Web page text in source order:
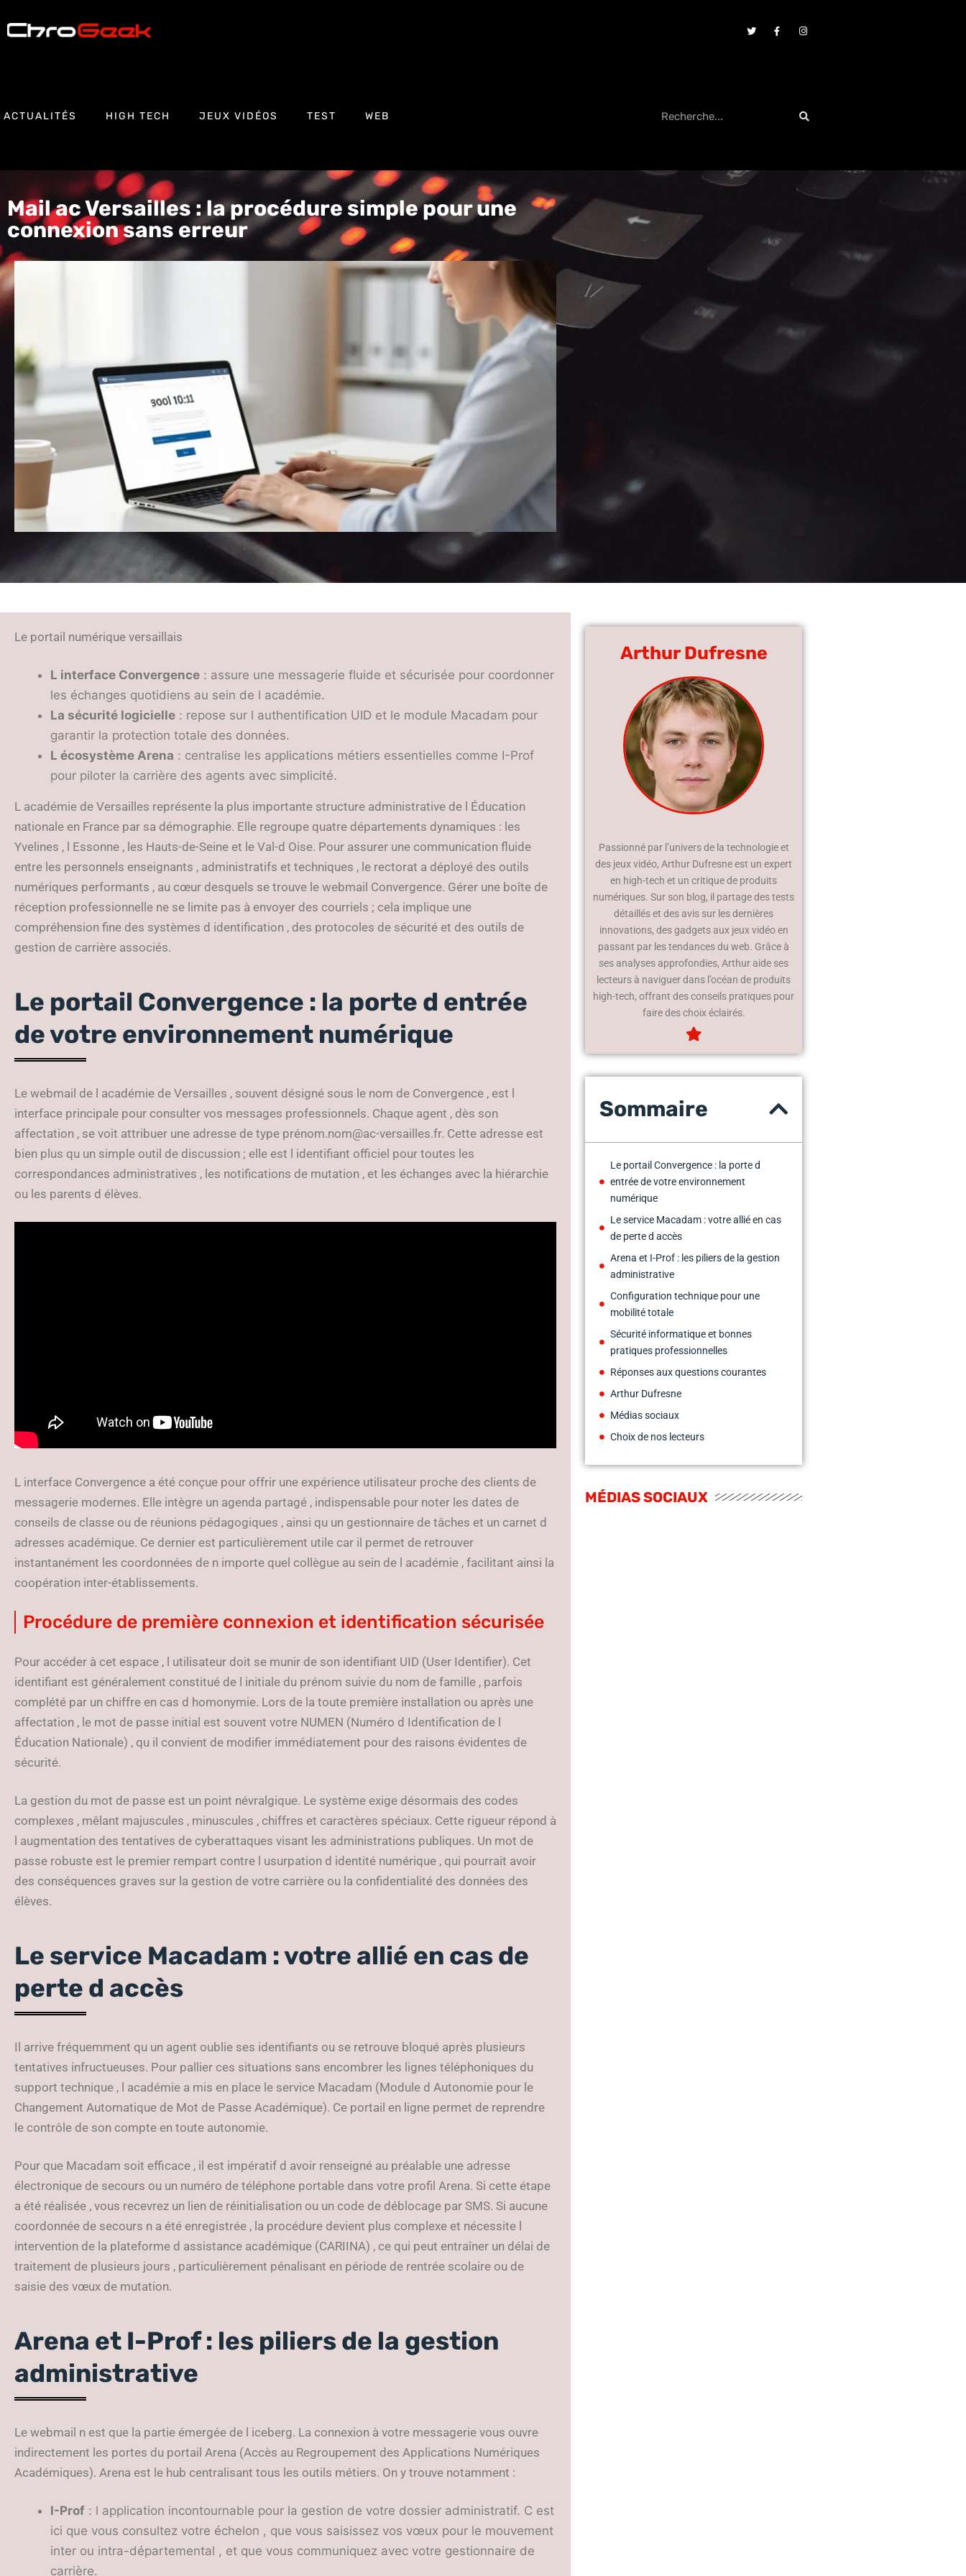
ACTUALITÉS HIGH TECH JEUX VIDÉOS TEST WEB
Mail ac Versailles : la procédure simple pour une
connexion sans erreur
Le portail numérique versaillais
L interface Convergence : assure une messagerie fluide et sécurisée pour coordonner
les échanges quotidiens au sein de l académie.
La sécurité logicielle : repose sur l authentification UID et le module Macadam pour
garantir la protection totale des données.
L écosystème Arena : centralise les applications métiers essentielles comme I-Prof
pour piloter la carrière des agents avec simplicité.
L académie de Versailles représente la plus importante structure administrative de l Éducation
nationale en France par sa démographie. Elle regroupe quatre départements dynamiques : les
Yvelines , l Essonne , les Hauts-de-Seine et le Val-d Oise. Pour assurer une communication fluide
entre les personnels enseignants , administratifs et techniques , le rectorat a déployé des outils
numériques performants , au cœur desquels se trouve le webmail Convergence. Gérer une boîte de
réception professionnelle ne se limite pas à envoyer des courriels ; cela implique une
compréhension fine des systèmes d identification , des protocoles de sécurité et des outils de
gestion de carrière associés.
Le portail Convergence : la porte d entrée
de votre environnement numérique
Le webmail de l académie de Versailles , souvent désigné sous le nom de Convergence , est l
interface principale pour consulter vos messages professionnels. Chaque agent , dès son
affectation , se voit attribuer une adresse de type prénom.nom@ac-versailles.fr. Cette adresse est
bien plus qu un simple outil de discussion ; elle est l identifiant officiel pour toutes les
correspondances administratives , les notifications de mutation , et les échanges avec la hiérarchie
ou les parents d élèves.
L interface Convergence a été conçue pour offrir une expérience utilisateur proche des clients de
messagerie modernes. Elle intègre un agenda partagé , indispensable pour noter les dates de
conseils de classe ou de réunions pédagogiques , ainsi qu un gestionnaire de tâches et un carnet d
adresses académique. Ce dernier est particulièrement utile car il permet de retrouver
instantanément les coordonnées de n importe quel collègue au sein de l académie , facilitant ainsi la
coopération inter-établissements.
Procédure de première connexion et identification sécurisée
Pour accéder à cet espace , l utilisateur doit se munir de son identifiant UID (User Identifier). Cet
identifiant est généralement constitué de l initiale du prénom suivie du nom de famille , parfois
complété par un chiffre en cas d homonymie. Lors de la toute première installation ou après une
affectation , le mot de passe initial est souvent votre NUMEN (Numéro d Identification de l
Éducation Nationale) , qu il convient de modifier immédiatement pour des raisons évidentes de
sécurité.
La gestion du mot de passe est un point névralgique. Le système exige désormais des codes
complexes , mêlant majuscules , minuscules , chiffres et caractères spéciaux. Cette rigueur répond à
l augmentation des tentatives de cyberattaques visant les administrations publiques. Un mot de
passe robuste est le premier rempart contre l usurpation d identité numérique , qui pourrait avoir
des conséquences graves sur la gestion de votre carrière ou la confidentialité des données des
élèves.
Le service Macadam : votre allié en cas de
perte d accès
Il arrive fréquemment qu un agent oublie ses identifiants ou se retrouve bloqué après plusieurs
tentatives infructueuses. Pour pallier ces situations sans encombrer les lignes téléphoniques du
support technique , l académie a mis en place le service Macadam (Module d Autonomie pour le
Changement Automatique de Mot de Passe Académique). Ce portail en ligne permet de reprendre
le contrôle de son compte en toute autonomie.
Pour que Macadam soit efficace , il est impératif d avoir renseigné au préalable une adresse
électronique de secours ou un numéro de téléphone portable dans votre profil Arena. Si cette étape
a été réalisée , vous recevrez un lien de réinitialisation ou un code de déblocage par SMS. Si aucune
coordonnée de secours n a été enregistrée , la procédure devient plus complexe et nécessite l
intervention de la plateforme d assistance académique (CARIINA) , ce qui peut entraîner un délai de
traitement de plusieurs jours , particulièrement pénalisant en période de rentrée scolaire ou de
saisie des vœux de mutation.
Arena et I-Prof : les piliers de la gestion
administrative
Le webmail n est que la partie émergée de l iceberg. La connexion à votre messagerie vous ouvre
indirectement les portes du portail Arena (Accès au Regroupement des Applications Numériques
Académiques). Arena est le hub centralisant tous les outils métiers. On y trouve notamment :
I-Prof : l application incontournable pour la gestion de votre dossier administratif. C est
ici que vous consultez votre échelon , que vous saisissez vos vœux pour le mouvement
inter ou intra-départemental , et que vous communiquez avec votre gestionnaire de
carrière.
Arthur Dufresne
Passionné par l’univers de la technologie et
des jeux vidéo, Arthur Dufresne est un expert
en high-tech et un critique de produits
numériques. Sur son blog, il partage des tests
détaillés et des avis sur les dernières
innovations, des gadgets aux jeux vidéo en
passant par les tendances du web. Grâce à
ses analyses approfondies, Arthur aide ses
lecteurs à naviguer dans l’océan de produits
high-tech, offrant des conseils pratiques pour
faire des choix éclairés.
Sommaire
Le portail Convergence : la porte d
entrée de votre environnement
numérique
Le service Macadam : votre allié en cas
de perte d accès
Arena et I-Prof : les piliers de la gestion
administrative
Configuration technique pour une
mobilité totale
Sécurité informatique et bonnes
pratiques professionnelles
Réponses aux questions courantes
Arthur Dufresne
Médias sociaux
Choix de nos lecteurs
MÉDIAS SOCIAUX